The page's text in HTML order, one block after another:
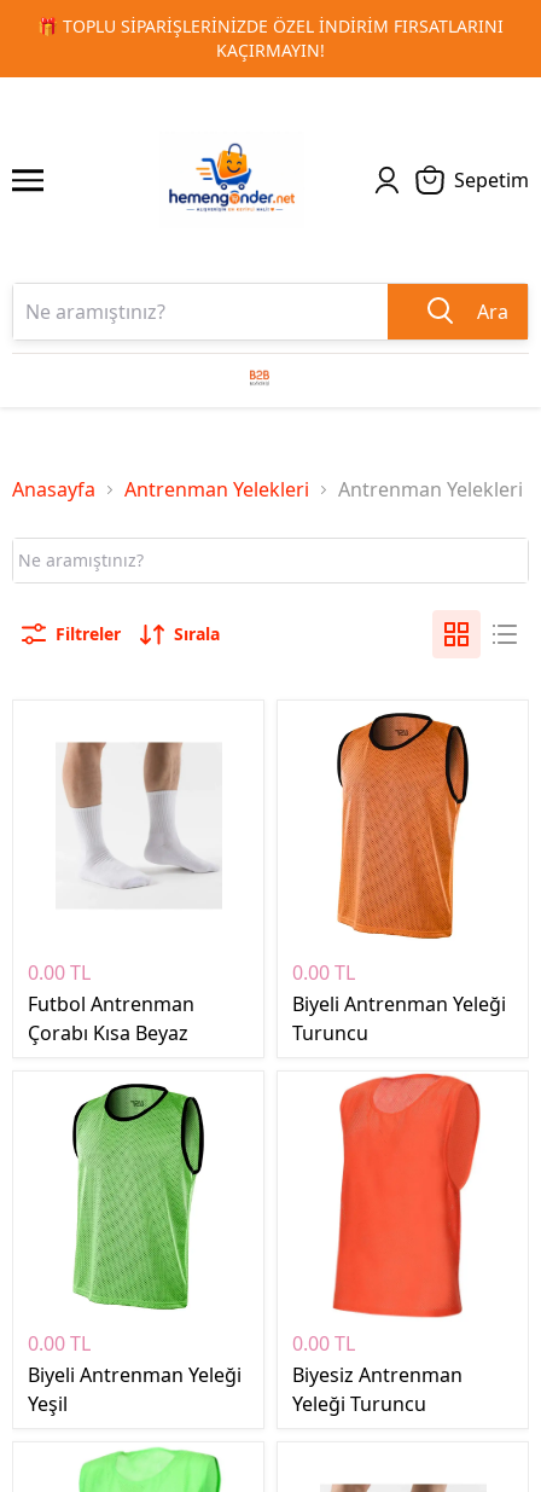
🚀 KURUMSAL PROMOSYON VE MATBAA ÜRÜNLERINDE
TESLIMAT!
1 2
Sepetim
Ara
Anasayfa Antrenman Yelekleri Antrenman Yelekleri
Filtreler Sırala
0.00 TL
Futbol Antrenman
Çorabı Kısa Beyaz
0.00 TL
Biyeli Antrenman Yeleği
Turuncu
0.00 TL
Biyeli Antrenman Yeleği
Yeşil
0.00 TL
Biyesiz Antrenman
Yeleği Turuncu